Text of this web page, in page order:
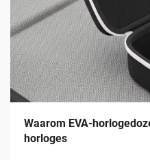
Waarom EVA-
horloges